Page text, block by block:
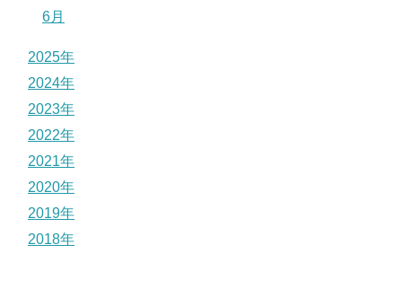
6月
2025年
2024年
2023年
2022年
2021年
2020年
2019年
2018年